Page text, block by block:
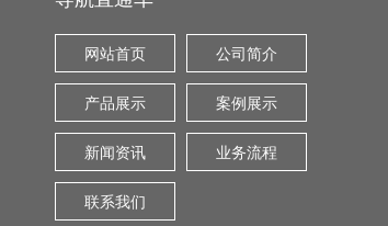
择；
网站首页 公司简介
产品展示 案例展示
新闻资讯 业务流程
联系我们